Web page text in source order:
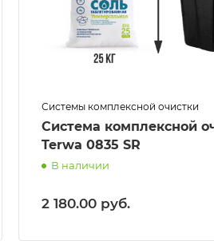
Системы комплексной очистки
Система комплексной
Terwa 0835 SR
В наличии
2 180.00 руб.